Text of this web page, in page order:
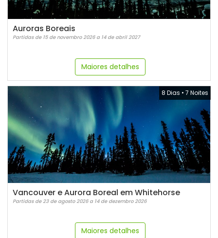
Auroras Boreais
Partidas de 15 de novembro 2026 a 14 de abril 2027
Maiores detalhes
8 Dias • 7 Noites
Vancouver e Aurora Boreal em Whitehorse
Partidas de 23 de agosto 2026 a 14 de dezembro 2026
Maiores detalhes